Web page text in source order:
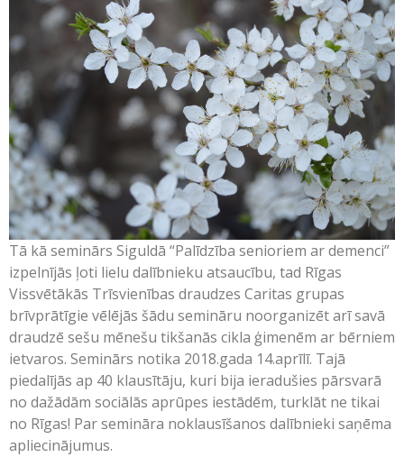
Tā kā seminārs Siguldā “Palīdzība senioriem ar demenci”
izpelnījās ļoti lielu dalībnieku atsaucību, tad Rīgas
Vissvētākās Trīsvienības draudzes Caritas grupas
brīvprātīgie vēlējās šādu semināru noorganizēt arī savā
draudzē sešu mēnešu tikšanās cikla ģimenēm ar bērniem
ietvaros. Seminārs notika 2018.gada 14.aprīlī. Tajā
piedalījās ap 40 klausītāju, kuri bija ieradušies pārsvarā
no dažādām sociālās aprūpes iestādēm, turklāt ne tikai
no Rīgas! Par semināra noklausīšanos dalībnieki saņēma
apliecinājumus.